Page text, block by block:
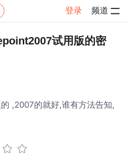
登录 频道
帖子详情
试用版的密
,2007的就好,谁有方法告知,